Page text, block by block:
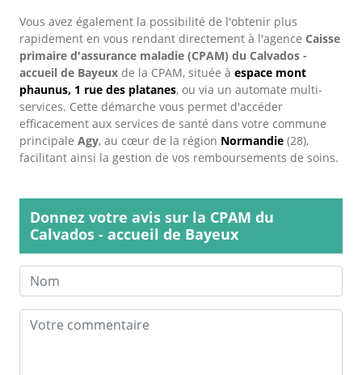
Vous avez également la possibilité de l'obtenir plus
rapidement en vous rendant directement à l'agence Caisse
primaire d'assurance maladie (CPAM) du Calvados -
accueil de Bayeux de la CPAM, située à espace mont
phaunus, 1 rue des platanes, ou via un automate multi-
services. Cette démarche vous permet d'accéder
efficacement aux services de santé dans votre commune
principale Agy, au cœur de la région Normandie (28),
facilitant ainsi la gestion de vos remboursements de soins.
Donnez votre avis sur la CPAM du
Calvados - accueil de Bayeux